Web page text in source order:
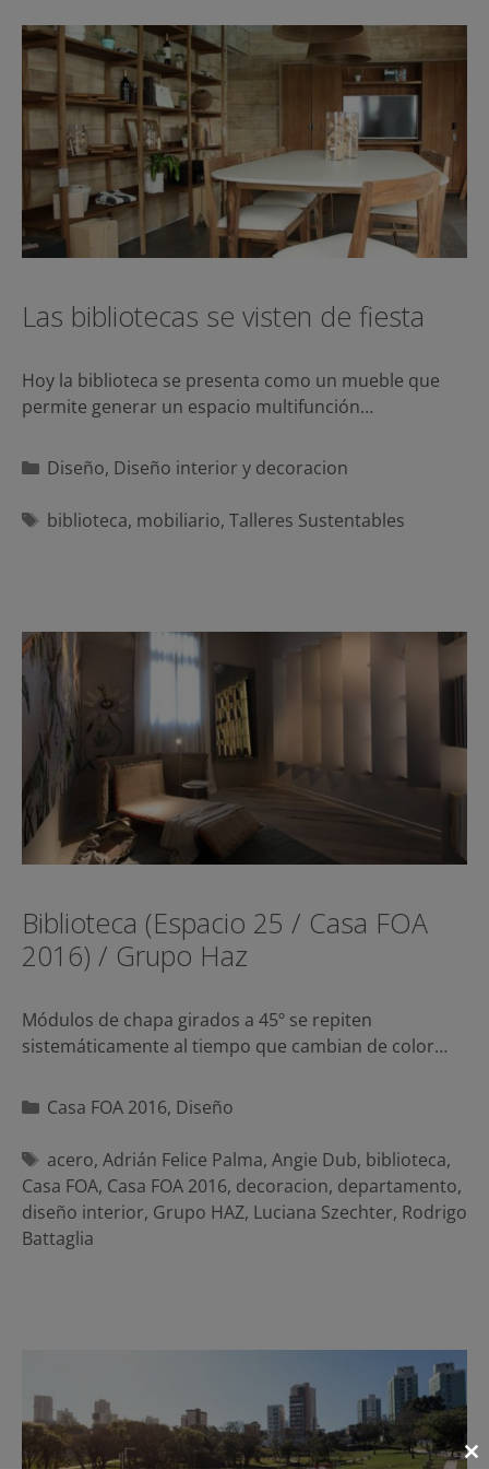
Las bibliotecas se visten de fiesta
Hoy la biblioteca se presenta como un mueble que
permite generar un espacio multifunción…
Categorías
Diseño, Diseño interior y decoracion
Etiquetas
biblioteca, mobiliario, Talleres Sustentables
Biblioteca (Espacio 25 / Casa FOA
2016) / Grupo Haz
Módulos de chapa girados a 45º se repiten
sistemáticamente al tiempo que cambian de color…
Categorías
Casa FOA 2016, Diseño
Etiquetas
acero, Adrián Felice Palma, Angie Dub, biblioteca,
Casa FOA, Casa FOA 2016, decoracion, departamento,
diseño interior, Grupo HAZ, Luciana Szechter, Rodrigo
Battaglia